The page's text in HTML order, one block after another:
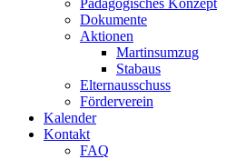
Pädagogisches Konzept
Dokumente
Aktionen
Martinsumzug
Stabaus
Elternausschuss
Förderverein
Kalender
Kontakt
FAQ